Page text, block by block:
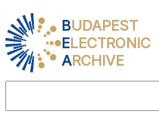
BUDAPEST
ELECTRONIC
ARCHIVE